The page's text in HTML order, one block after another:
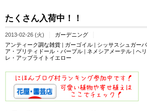
たくさん入荷中！！
2013-02-26 (火)
ガーデニング
アンティーク調な雑貨 | ガーゴイル | シッサスシュガー
ア・プリティドール・パープル | ネメシアメーテル | ヘ
レ・アップライトイエロー